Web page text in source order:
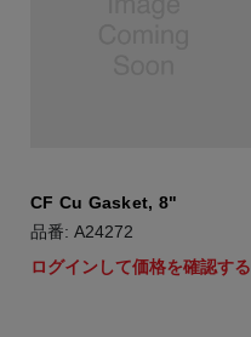
CF Cu Gasket, 8"
品番: A24272
ログインして価格を確認する